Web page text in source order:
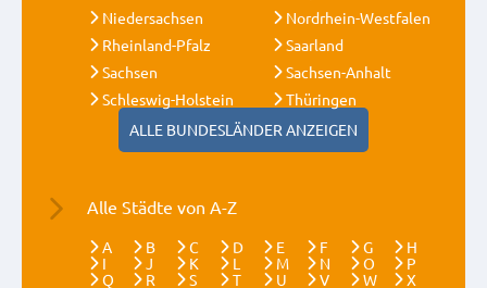
Niedersachsen
Nordrhein-Westfalen
Rheinland-Pfalz
Saarland
Sachsen
Sachsen-Anhalt
Schleswig-Holstein
Thüringen
ALLE BUNDESLÄNDER ANZEIGEN
Alle Städte von A-Z
A B C D E F G
H
I
J K L M N O
P
Q
R S T U V W
X